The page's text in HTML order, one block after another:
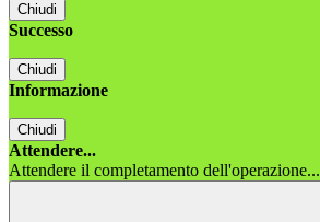
Chiudi
Successo
Chiudi
Informazione
Chiudi
Attendere...
Attendere il completamento dell'operazione...